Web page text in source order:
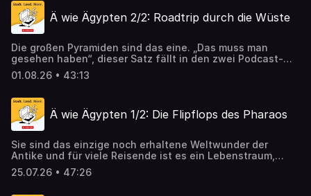
Ä wie Ägypten 2/2: Roadtrip durch die Wüste
Die großen Pyramiden sind das eine. „Das muss man
gesehen haben“, dieser Satz fällt in den zwei Podcast-
Folgen zu Ägypten immer wieder (die erste ist
nachzuhören unter kurier.at/podcasts). In der zweiten
Ägypten-Enthusiast Bernhard Gaul vor allem über die
Oasen der Sahara. Er hält es mit Laurence of Arabia: „Man
braucht eine gewisse Liebe zur Wüste.“ Und die sei bei
entflammt, erzählt er. Highlights sind die abgelegene
Oase Siwa, mit vierzigtausend Dattelpalmen und
artesischen Brunnen oder die weiße Wüste mit
01.08.26 • 43:13
Ä wie Ägypten 1/2: Die Flipflops des Pharaos
Sie sind das einzige noch erhaltene Weltwunder der
Antike und für viele Reisende ist es ein Lebenstraum,
einmal davor zu stehen - die Pyramiden von Gizeh. Wer
schließlich dort ist, wird von einem Gefühl der Erhabenheit
25.07.26 • 47:26